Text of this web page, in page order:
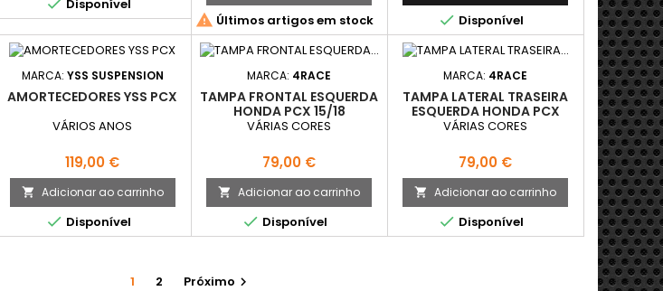
Disponível
 Últimos artigos em stock  Disponível
MARCA: YSS SUSPENSION
AMORTECEDORES YSS PCX
VÁRIOS ANOS
Preço
119,00 €
 Adicionar ao carrinho
 Disponível
MARCA: 4RACE
TAMPA FRONTAL ESQUERDA
HONDA PCX 15/18
VÁRIAS CORES
Preço
79,00 €
 Adicionar ao carrinho
 Disponível
MARCA: 4RACE
TAMPA LATERAL TRASEIRA
ESQUERDA HONDA PCX
15/18
VÁRIAS CORES
Preço
79,00 €
 Adicionar ao carrinho
 Disponível
1 2 Próximo 